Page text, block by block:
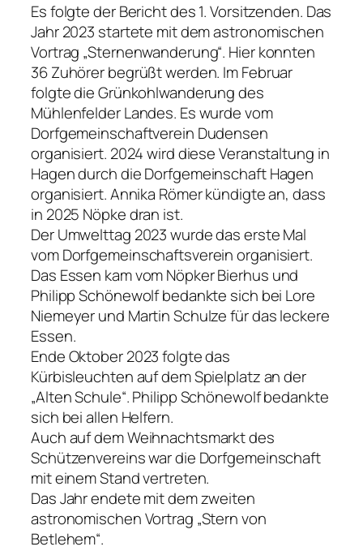
Es folgte der Bericht des 1. Vorsitzenden. Das
Jahr 2023 startete mit dem astronomischen
Vortrag „Sternenwanderung“. Hier konnten
36 Zuhörer begrüßt werden. Im Februar
folgte die Grünkohlwanderung des
Mühlenfelder Landes. Es wurde vom
Dorfgemeinschaftverein Dudensen
organisiert. 2024 wird diese Veranstaltung in
Hagen durch die Dorfgemeinschaft Hagen
organisiert. Annika Römer kündigte an, dass
in 2025 Nöpke dran ist.
Der Umwelttag 2023 wurde das erste Mal
vom Dorfgemeinschaftsverein organisiert.
Das Essen kam vom Nöpker Bierhus und
Philipp Schönewolf bedankte sich bei Lore
Niemeyer und Martin Schulze für das leckere
Essen.
Ende Oktober 2023 folgte das
Kürbisleuchten auf dem Spielplatz an der
„Alten Schule“. Philipp Schönewolf bedankte
sich bei allen Helfern.
Auch auf dem Weihnachtsmarkt des
Schützenvereins war die Dorfgemeinschaft
mit einem Stand vertreten.
Das Jahr endete mit dem zweiten
astronomischen Vortrag „Stern von
Betlehem“.